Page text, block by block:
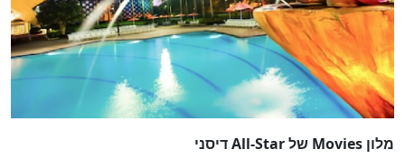
מלון Movies של All-Star דיסני